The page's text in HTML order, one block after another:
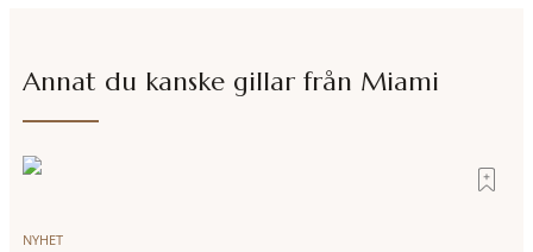
Annat du kanske gillar från Miami
NYHET